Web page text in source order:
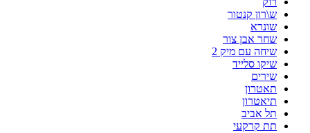
ש\רון קנטור
שונרא
שחר אבן צור
שיחה עם מיק 2
שיקו סלייד
שירים
תאטרון
תיאטרון
תל אביב
תת קרקעי